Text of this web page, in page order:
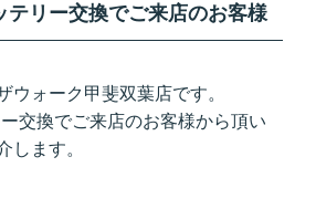
リー交換でご来店のお客様
ウォーク甲斐双葉店です。
交換でご来店のお客様から頂い
します。